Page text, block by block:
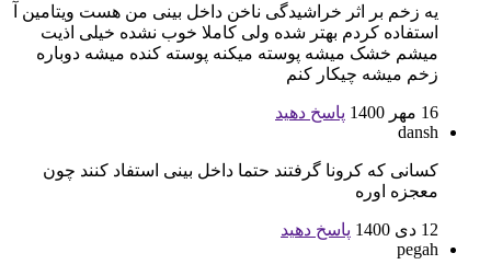
یه زخم بر اثر خراشیدگی ناخن داخل بینی من هست ویتامین آ
استفاده کردم بهتر شده ولی کاملا خوب نشده خیلی اذیت
میشم خشک میشه پوسته میکنه پوسته کنده میشه دوباره
زخم میشه چیکار کنم
16 مهر 1400
پاسخ دهید
dansh
کسانی کە کرونا گرفتند حتما داخل بینی استفاد کنند چون
معجزه اورە
12 دی 1400
پاسخ دهید
pegah